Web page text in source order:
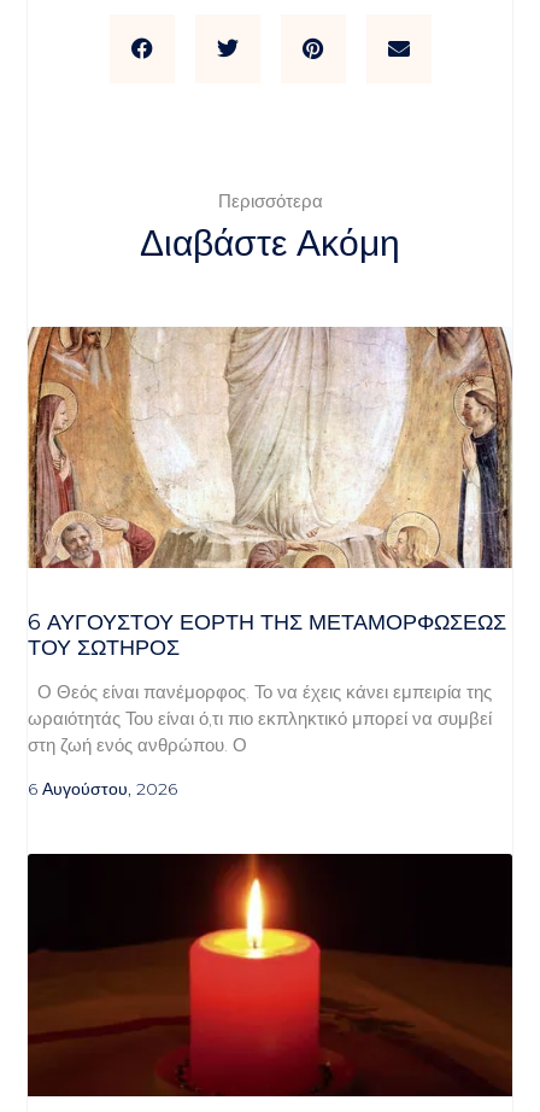
Περισσότερα
Διαβάστε Ακόμη
6 ΑΥΓΟΥΣΤΟΥ ΕΟΡΤΗ ΤΗΣ ΜΕΤΑΜΟΡΦΩΣΕΩΣ
ΤΟΥ ΣΩΤΗΡΟΣ
Ο Θεός είναι πανέμορφος. Το να έχεις κάνει εμπειρία της
ωραιότητάς Του είναι ό,τι πιο εκπληκτικό μπορεί να συμβεί
στη ζωή ενός ανθρώπου. Ο
6 Αυγούστου, 2026